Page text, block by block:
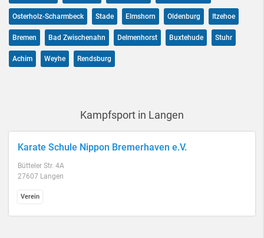
Osterholz-Scharmbeck Stade Elmshorn Oldenburg Itzehoe
Bremen Bad Zwischenahn Delmenhorst Buxtehude Stuhr
Achim Weyhe Rendsburg
Kampfsport in Langen
Karate Schule Nippon Bremerhaven e.V.
Bütteler Str. 4A
27607 Langen
Verein